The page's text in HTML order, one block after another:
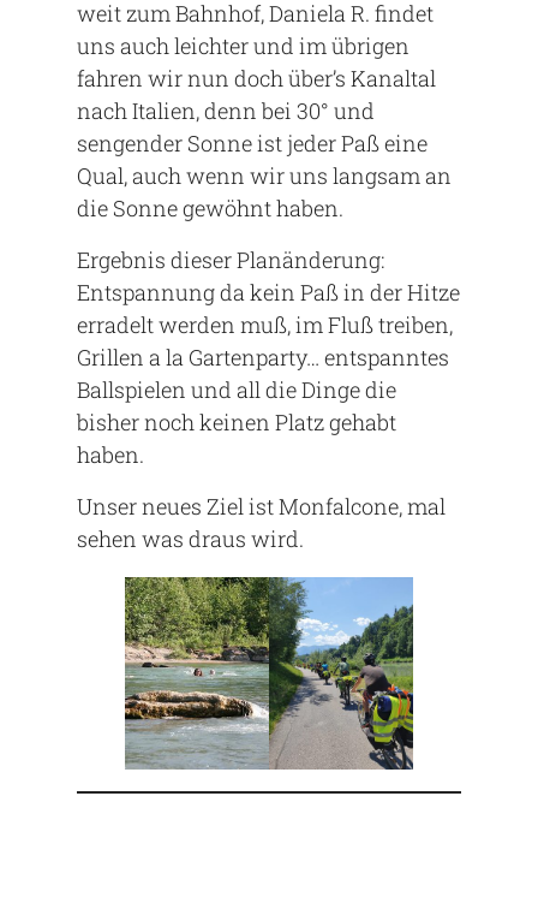
weit zum Bahnhof, Daniela R. findet
uns auch leichter und im übrigen
fahren wir nun doch über’s Kanaltal
nach Italien, denn bei 30° und
sengender Sonne ist jeder Paß eine
Qual, auch wenn wir uns langsam an
die Sonne gewöhnt haben.
Ergebnis dieser Planänderung:
Entspannung da kein Paß in der Hitze
erradelt werden muß, im Fluß treiben,
Grillen a la Gartenparty… entspanntes
Ballspielen und all die Dinge die
bisher noch keinen Platz gehabt
haben.
Unser neues Ziel ist Monfalcone, mal
sehen was draus wird.